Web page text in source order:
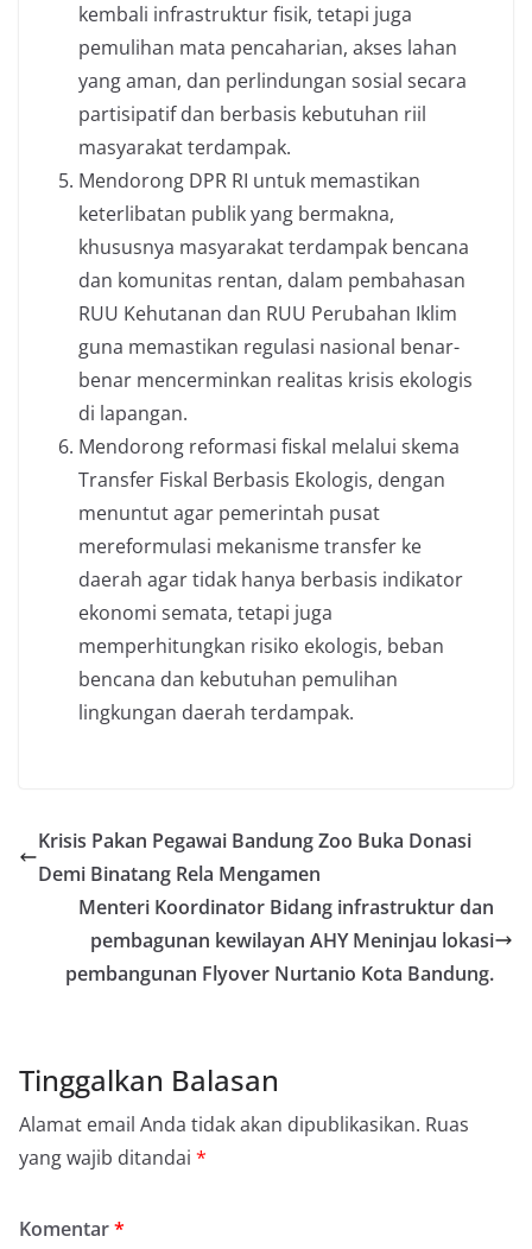
kembali infrastruktur fisik, tetapi juga
pemulihan mata pencaharian, akses lahan
yang aman, dan perlindungan sosial secara
partisipatif dan berbasis kebutuhan riil
masyarakat terdampak.
Mendorong DPR RI untuk memastikan
keterlibatan publik yang bermakna,
khususnya masyarakat terdampak bencana
dan komunitas rentan, dalam pembahasan
RUU Kehutanan dan RUU Perubahan Iklim
guna memastikan regulasi nasional benar-
benar mencerminkan realitas krisis ekologis
di lapangan.
Mendorong reformasi fiskal melalui skema
Transfer Fiskal Berbasis Ekologis, dengan
menuntut agar pemerintah pusat
mereformulasi mekanisme transfer ke
daerah agar tidak hanya berbasis indikator
ekonomi semata, tetapi juga
memperhitungkan risiko ekologis, beban
bencana dan kebutuhan pemulihan
lingkungan daerah terdampak.
Krisis Pakan Pegawai Bandung Zoo Buka Donasi
Demi Binatang Rela Mengamen
Menteri Koordinator Bidang infrastruktur dan
pembagunan kewilayan AHY Meninjau lokasi
pembangunan Flyover Nurtanio Kota Bandung.
Tinggalkan Balasan
Alamat email Anda tidak akan dipublikasikan. Ruas
yang wajib ditandai *
Komentar*